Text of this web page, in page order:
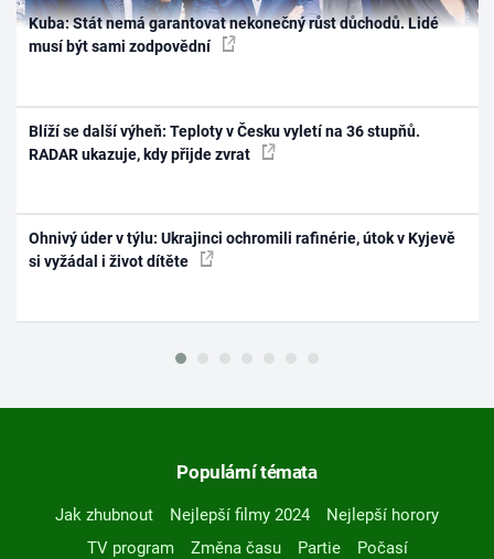
Kuba: Stát nemá garantovat nekonečný růst důchodů. Lidé
musí být sami zodpovědní
Blíží se další výheň: Teploty v Česku vyletí na 36 stupňů.
RADAR ukazuje, kdy přijde zvrat
Ohnivý úder v týlu: Ukrajinci ochromili rafinérie, útok v Kyjevě
si vyžádal i život dítěte
Populární témata
Jak zhubnout Nejlepší filmy 2024
Nejlepší horory
TV program
Změna času Partie
Počasí